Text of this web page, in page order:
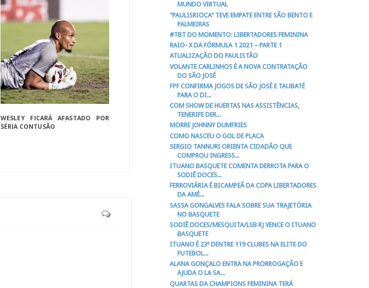
WESLEY FICARÁ AFASTADO POR
SÉRIA CONTUSÃO
MUNDO VIRTUAL
"PAULISRIOCA" TEVE EMPATE ENTRE SÃO BENTO E
PALMEIRAS
#TBT DO MOMENTO: LIBERTADORES FEMININA
RAIO- X DA FÓRMULA 1 2021 – PARTE 1
ATUALIZAÇÃO DO PAULISTÃO
VOLANTE CARLINHOS É A NOVA CONTRATAÇÃO
DO SÃO JOSÉ
FPF CONFIRMA JOGOS DE SÃO JOSÉ E TAUBATÉ
PARA O DI...
COM SHOW DE HUERTAS NAS ASSISTÊNCIAS,
TENERIFE DER...
MORRE JOHNNY DUMFRIES
COMO NASCEU O GOL DE PLACA
SERGIO TANNURI ORIENTA CIDADÃO QUE
COMPROU INGRESS...
ITUANO BASQUETE COMENTA DERROTA PARA O
SODIÊ DOCES...
FERROVIÁRIA É BICAMPEÃ DA COPA LIBERTADORES
DA AMÉ...
SASSA GONGALVES FALA SOBRE SUA TRAJETÓRIA
NO BASQUETE
SODIÊ DOCES/MESQUITA/LSB RJ VENCE O ITUANO
BASQUETE
ITUANO É 23º DENTRE 119 CLUBES NA ELITE DO
FUTEBOL...
ALANA GONÇALO ENTRA NA PRORROGAÇÃO E
AJUDA O LA SA...
QUARTAS DA CHAMPIONS FEMININA TERÁ